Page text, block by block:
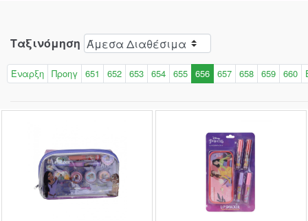
Ταξινόμηση
Έναρξη Προηγ 651 652 653 654 655 656 657 658 659 660